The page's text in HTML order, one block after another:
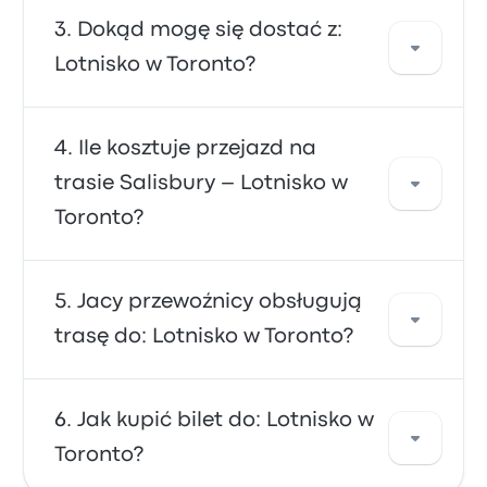
Trasę do/z Lotnisko w Toronto najszybciej
pokonasz linią autobus, która oferuje
wygodny transport do terminali lotniska. Linie
autobusy są często niedrogie, niezawodne i
chętnie wybierane przez wielu podróżnych.
Dokąd mogę się dostać z:
Lotnisko w Toronto?
Z: Lotnisko w Toronto możesz dostać się do
różnych miejsc docelowych. Popularne opcje
to Fallsview, Barrie Bus Terminal i Yorkdale Bus
Terminal. Skorzystaj z naszej wyszukiwarki,
Ile kosztuje przejazd na
trasie Salisbury – Lotnisko w
Toronto?
Zazwyczaj bilet na trasę Lotnisko w Toronto –
Salisbury kosztuje około 495 zł. Podróż jest
obsługiwana przez przewoźnika FlixBus i trwa
około 1d 1g. Uwaga: ceny mogą się różnić w
pory roku.
Jacy przewoźnicy obsługują
trasę do: Lotnisko w Toronto?
Z przewoźnikami Go Transit, FlixBus lub Union
Pearson Express dostaniesz się do Lotnisko w
Jak kupić bilet do: Lotnisko w
Toronto?